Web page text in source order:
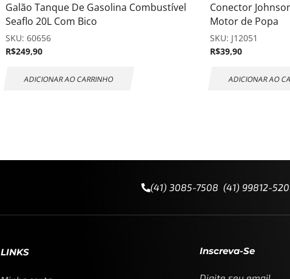
Galão Tanque De Gasolina Combustível
Seaflo 20L Com Bico
SKU: 60656
R$249,90
ADICIONAR AO CARRINHO
Conector
Motor de Popa
SKU: J12051
R$39,90
ADICIONAR AO
(41) 3085-7508 (41) 99812-
LINKS Inscreva-Se